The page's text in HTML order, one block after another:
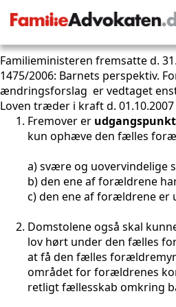
Oversigt over
Familieministeren fremsatte d.
1475/2006: Barnets perspektiv.
ændringsforslag er vedtaget
Loven træder i kraft d. 01.10.2007
Fremover er
kun ophæve den fælles
a) svære og uovervindelige
b) den ene af forældrene
c) den ene af forældrene
Domstolene også skal
lov hørt under den fælles
at få den fælles
området for forældrenes
retligt fællesskab omkring